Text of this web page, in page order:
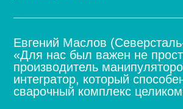
Евгений Маслов
«Для нас был важен не
производитель
интегратор, который
сварочный комплекс